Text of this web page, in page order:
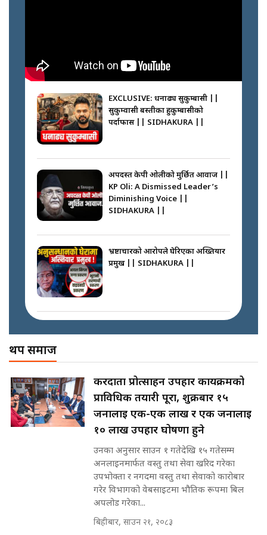
प्रश्नपत्र लिक गर्ने सुलभ सर ? ||
साढे २ अर्बका स्वकीय ! सांसदलाई
स्वकीय सचिव ठिक कि बेठिक ?||
छैन खाली बेड || SIDHAKURA ||
घरबाट निस्किएर आफ्नै घरमा आगो
लगाउन जानेलाई रोकौँः रवि लामिछाने ||
SIDHAKURA ||
|| PM BALEN ADDRESS ||
SIDHAKURA ||
|| Court Grievances Directly to
the Supreme Court ||
SIDHAKURA
इनड्राइभ || SIDHAKURA ||
राष्ट्रिय सवालमा ९ दल एकजुट ||
Prachanda, Rabi, Gagan Stand
on the Same Page ||
SIDHAKURA ||
सहकारी पीडितसँग मन्त्री प्रतिभा रावलले
भनिन्–साथ दिनुहोस्, दबाब होइन ||
Sidhakura || Pratibha Rawal
रसुवाकाे भाङ्गे झरना | Bhange
EXCLUSIVE: धनाढ्य सुकुम्बासी ||
सुकुम्वासी बस्तीका हुकुम्बासीको
पर्दाफास || SIDHAKURA ||
अपदस्त केपी ओलीको मुर्छित आवाज ||
KP Oli: A Dismissed Leader’s
Diminishing Voice ||
SIDHAKURA ||
भ्रष्टाचारको आरोपले घेरिएका अख्तियार
प्रमुख || SIDHAKURA ||
SIDHAKURA
पोप्पोको पासोः कमाउने लोभमा घरबार नै
उठिबास | The Dark Side of
'Poppo Live'-SIDHAKURA
मन्त्री आउने बित्तिकै सुरु भएको थियो
घुसको डिल || Raj Kumar Gupta ||
SIDHAKURA ||
थप समाज
करदाता प्रोत्साहन उपहार कार्यक्रमको
प्राविधिक तयारी पूरा, शुक्रबार १५
जनालाई एक-एक लाख र एक जनालाई
१० लाख उपहार घोषणा हुने
उनका अनुसार साउन १ गतेदेखि १५ गतेसम्म
अनलाइनमार्फत वस्तु तथा सेवा खरिद गरेका
उपभोक्ता र नगदमा वस्तु तथा सेवाको कारोबार
गरेर विभागको वेबसाइटमा भौतिक रूपमा बिल
अपलोड गरेका...
बिहीबार, साउन २१, २०८३